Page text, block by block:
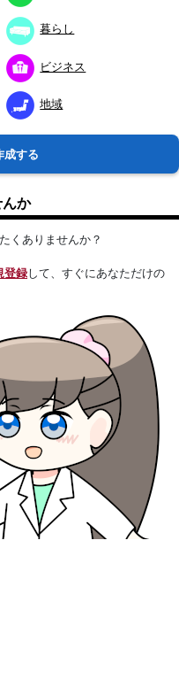
暮らし
ビジネス
地域
成する
か
くありませんか？
登録して、すぐにあなただけの